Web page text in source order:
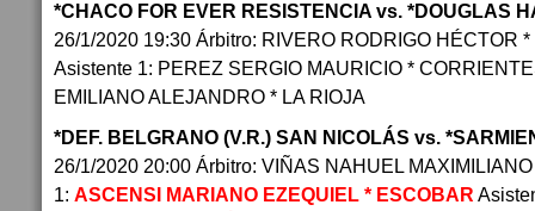
*CHACO FOR EVER RESISTENCIA vs. *DOUGLAS
26/1/2020 19:30 Árbitro: RIVERO RODRIGO HÉCTOR
Asistente 1: PEREZ SERGIO MAURICIO *
EMILIANO ALEJANDRO * LA RIOJA
*DEF. BELGRANO (V.R.) SAN NICOLÁS vs.
26/1/2020 20:00 Árbitro: VIÑAS NAHUEL
1: ASCENSI MARIANO EZEQUIEL * ESCOBAR